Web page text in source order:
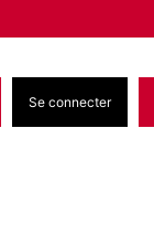
Se connecter